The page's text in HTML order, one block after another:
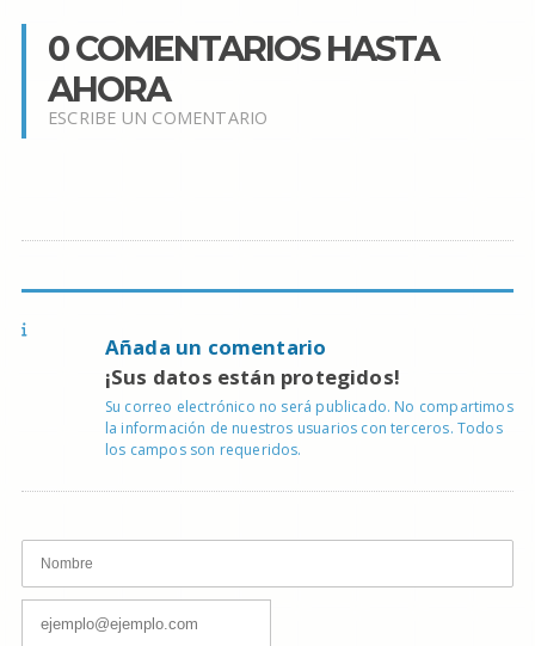
0 COMENTARIOS HASTA
AHORA
ESCRIBE UN COMENTARIO
Añada un comentario
¡Sus datos están protegidos!
Su correo electrónico no será publicado. No compartimos
la información de nuestros usuarios con terceros. Todos
los campos son requeridos.